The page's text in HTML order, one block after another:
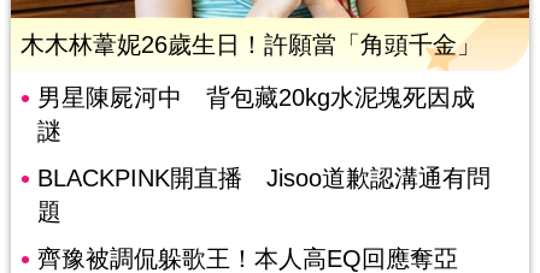
木木林葦妮26歲生日！許願當「角頭千金」
男星陳屍河中 背包藏20kg水泥塊死因成
謎
BLACKPINK開直播 Jisoo道歉認溝通有問
題
齊豫被調侃躲歌王！本人高EQ回應奪亞